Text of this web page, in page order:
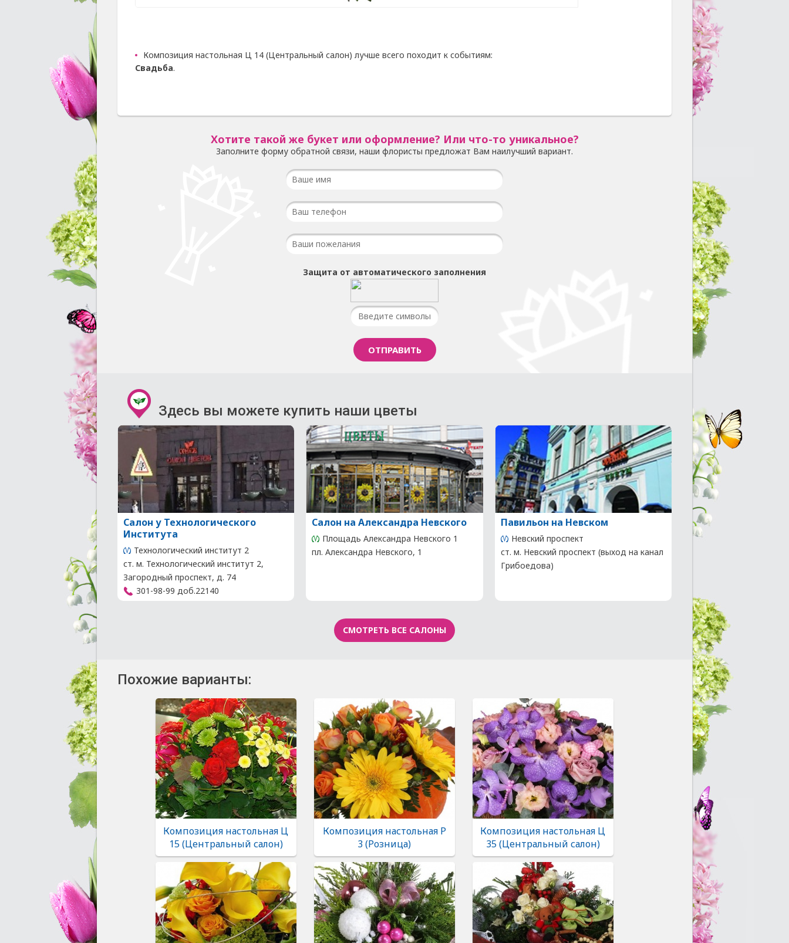
Композиция настольная Ц 14 (Центральный салон) лучше всего походит к событиям:
Свадьба.
Хотите такой же букет или оформление? Или что-то уникальное?
Заполните форму обратной связи, наши флористы предложат Вам наилучший вариант.
Защита от автоматического заполнения
Здесь вы можете купить наши цветы
Салон у Технологического
Института
Технологический институт 2
ст. м. Технологический институт 2,
Загородный проспект, д. 74
301-98-99 доб.22140
Салон на Александра Невского
Площадь Александра Невского 1
пл. Александра Невского, 1
Павильон на Невском
Невский проспект
ст. м. Невский проспект (выход на канал
Грибоедова)
СМОТРЕТЬ ВСЕ САЛОНЫ
Похожие варианты:
Композиция настольная Ц
15 (Центральный салон)
Композиция настольная Р
3 (Розница)
Композиция настольная Ц
35 (Центральный салон)